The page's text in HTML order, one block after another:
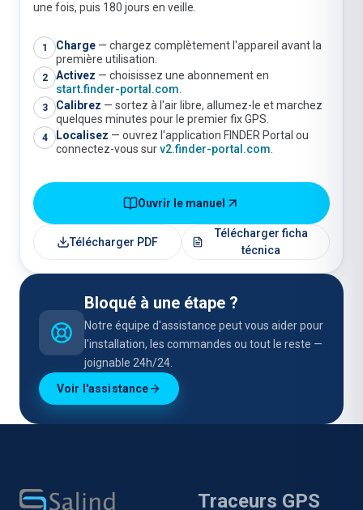
une fois, puis 180 jours en veille.
1 Charge — chargez complètement l'appareil avant la
première utilisation.
2 Activez — choisissez une abonnement en
start.finder-portal.com
3 Calibrez — sortez à l'air libre, allumez-le et marchez
quelques minutes pour le premier fix GPS.
4 Localisez — ouvrez l'application FINDER Portal ou
connectez-vous surv2.finder-portal.com
Ouvrir le manuel
Télécharger PDF
Télécharger ficha
técnica
Bloqué à une étape ?
Notre équipe d'assistance peut vous aider pour
l'installation, les commandes ou tout le reste —
joignable 24h/24.
Voir l'assistance
Traceurs GPS